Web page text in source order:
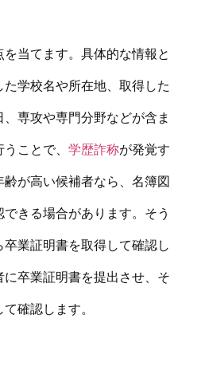
当てます。具体的な情報と
学校名や所在地、取得した
専攻や専門分野などが含ま
ことで、 学歴詐称が発覚す
が高い候補者なら、名簿図
きる場合があります。そう
業証明書を取得して確認し
卒業証明書を提出させ、そ
確認します。